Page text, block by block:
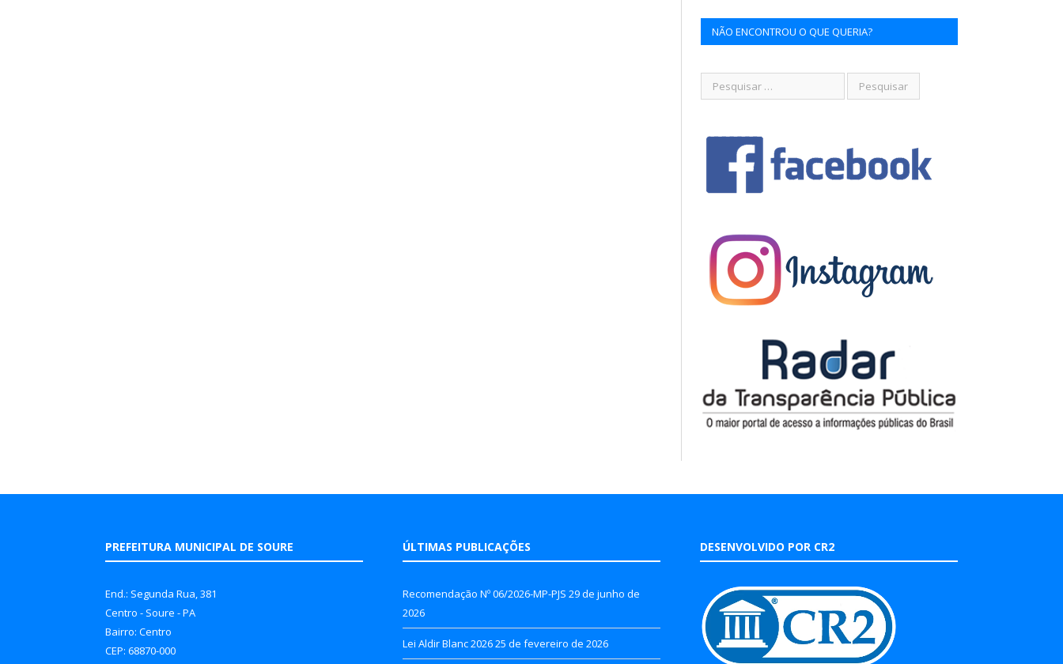
NÃO ENCONTROU O QUE QUERIA?
PREFEITURA MUNICIPAL DE SOURE
End.: Segunda Rua, 381
Centro - Soure - PA
Bairro: Centro
CEP: 68870-000
ÚLTIMAS PUBLICAÇÕES
Recomendação Nº 06/2026-MP-PJS 29 de junho de
2026
Lei Aldir Blanc 202625 de fevereiro de 2026
DESENVOLVIDO POR CR2